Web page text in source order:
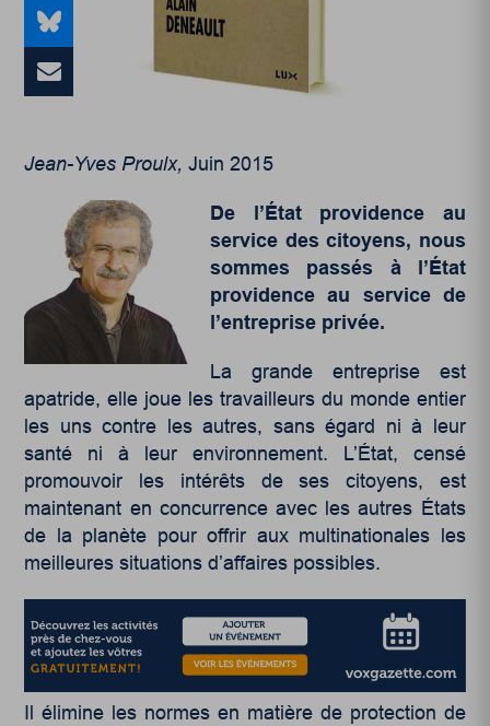
Jean-Yves Proulx,Juin 2015
De l’État providence au
service des citoyens, nous
sommes passés à l’État
providence au service de
l’entreprise privée.
La grande entreprise est
apatride, elle joue les travailleurs du monde entier
les uns contre les autres, sans égard ni à leur
santé ni à leur environnement. L’État, censé
promouvoir les intérêts de ses citoyens, est
maintenant en concurrence avec les autres États
de la planète pour offrir aux multinationales les
meilleures situations d’affaires possibles.
Il élimine les normes en matière de protection de